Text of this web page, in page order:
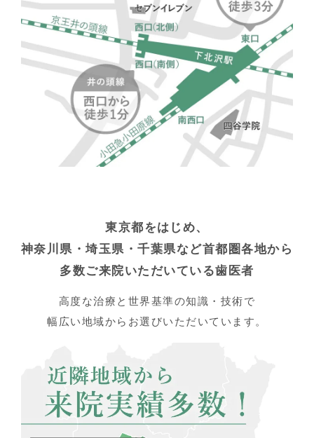
東京都をはじめ、
神奈川県・埼玉県・千葉県など首都圏各地から
多数ご来院いただいている歯医者
高度な治療と世界基準の知識・技術で
幅広い地域からお選びいただいています。